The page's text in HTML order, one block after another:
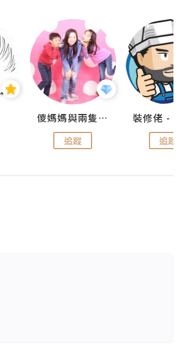
儍媽媽與兩隻小魔怪之家
追蹤 追蹤